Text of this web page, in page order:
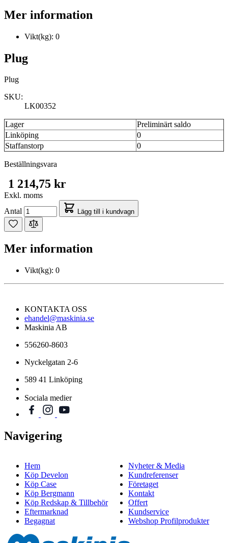
Mer information
Vikt(kg): 0
Plug
Plug
SKU:
LK00352
Lager
Preliminärt saldo
Linköping
0
Staffanstorp
0
Beställningsvara
1 214,75 kr
Exkl. moms
Antal
Lägg till i kundvagn
Mer information
Vikt(kg): 0
KONTAKTA OSS
ehandel@maskinia.se
Maskinia AB
556260-8603
Nyckelgatan 2-6
589 41 Linköping
Sociala medier
Navigering
Hem
Köp Develon
Köp Case
Köp Bergmann
Köp Redskap & Tillbehör
Eftermarknad
Begagnat
Nyheter & Media
Kundreferenser
Företaget
Kontakt
Offert
Kundservice
Webshop Profilprodukter